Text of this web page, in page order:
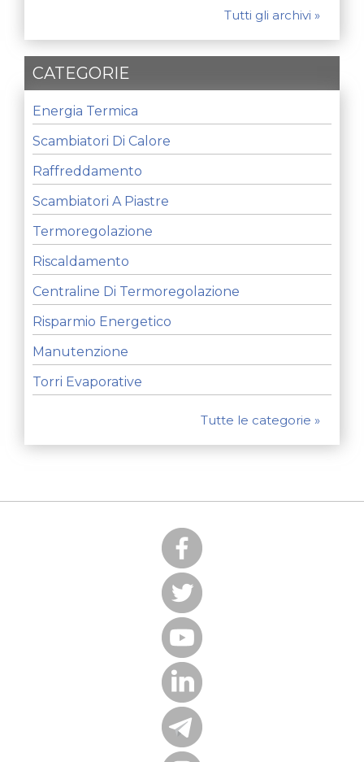
Tutti gli archivi »
CATEGORIE
Energia Termica
Scambiatori Di Calore
Raffreddamento
Scambiatori A Piastre
Termoregolazione
Riscaldamento
Centraline Di Termoregolazione
Risparmio Energetico
Manutenzione
Torri Evaporative
Tutte le categorie »